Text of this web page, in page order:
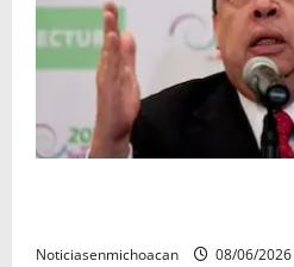
Noticiasenmichoacan 08/06/2026